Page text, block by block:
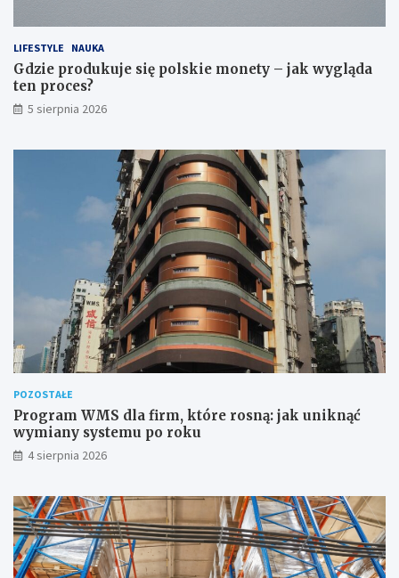
LIFESTYLE NAUKA
Gdzie produkuje się polskie monety – jak wygląda
ten proces?
5 sierpnia 2026
POZOSTAŁE
Program WMS dla firm, które rosną: jak uniknąć
wymiany systemu po roku
4 sierpnia 2026